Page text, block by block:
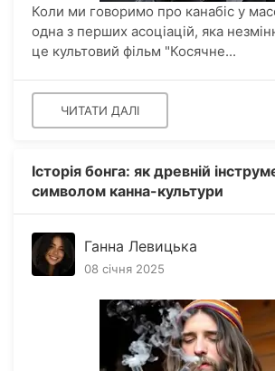
Коли ми говоримо про канабіс у
одна з перших асоціацій, яка
це культовий фільм "Косячне...
ЧИТАТИ ДАЛІ
Історія бонга: як древній
символом канна-культури
Ганна Левицька
08 січня 2025